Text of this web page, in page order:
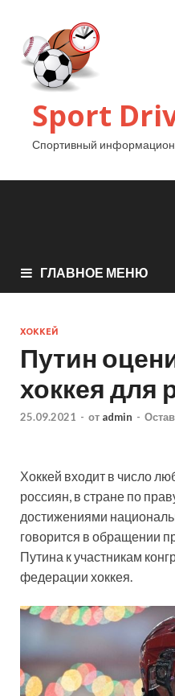
Sport
Спортивный
ГЛАВНОЕ МЕНЮ
ХОККЕЙ
Путин
хоккея для
25.09.2021 - от admin -
Хоккей входит в число
россиян, в стране по
достижениями
говорится в обращении
Путина к участникам
федерации хоккея.